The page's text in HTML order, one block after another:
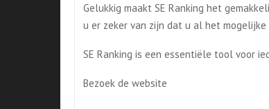
Gelukkig maakt SE Ranking het
u er zeker van zijn dat u al het
SE Ranking is een essentiële tool voor
Bezoek de website